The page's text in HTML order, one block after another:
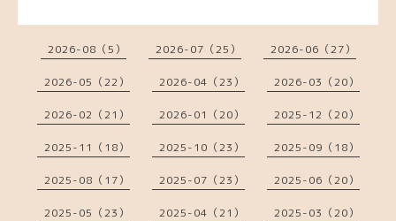
2026-08（5） 2026-07（25） 2026-06（27）
2026-05（22） 2026-04（23） 2026-03（20）
2026-02（21） 2026-01（20） 2025-12（20）
2025-11（18） 2025-10（23） 2025-09（18）
2025-08（17） 2025-07（23） 2025-06（20）
2025-05（23） 2025-04（21） 2025-03（20）